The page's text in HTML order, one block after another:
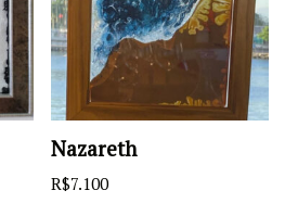
Nazareth
R$7.100